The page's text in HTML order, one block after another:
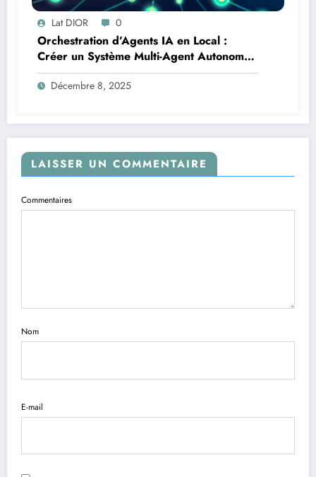
Lat DIOR 0
Orchestration d’Agents IA en Local :
Créer un Système Multi-Agent Autonome
avec TinyLlama
Décembre 8, 2025
LAISSER UN COMMENTAIRE
Commentaires
Nom
E-mail